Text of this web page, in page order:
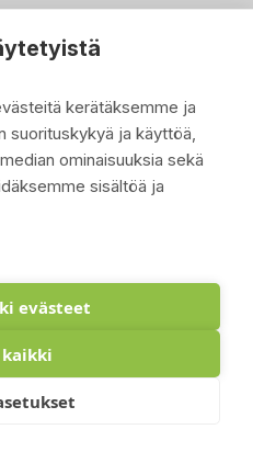
kerätäksemme ja
suorituskykyä ja käyttöä,
ominaisuuksia sekä
sisältöä ja
evästeet
kaikki

- Toteutus: